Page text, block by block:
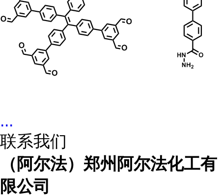
...
联系我们
（阿尔法）郑州阿尔法化工有
限公司